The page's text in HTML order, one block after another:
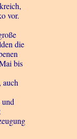
vor.
die
bis
, auch